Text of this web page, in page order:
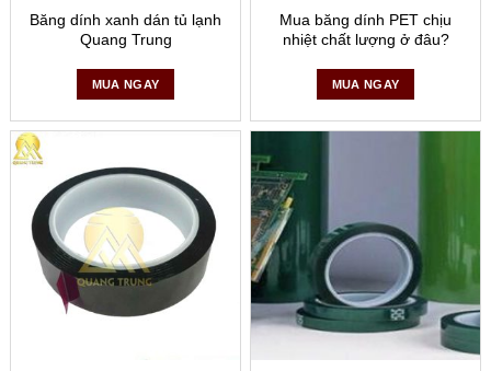
Lập trình vận hành với đội ngũ kĩ sư, cán bộ kĩ thuật
được đào tạo chuyên sâu, có nhiều năm kinh nghiện
Nguyên liệu nhập khẩu 100%, không ảnh hưởng đến sức
khỏe người sử dụng, được kiểm định chặt chẽ.
Giá cả cạnh tranh trên thị trường.
Đội ngũ nhân viên nhiệt tình, năng động, chuyên nghiệp,
phù hợp với mục đích khách hàng yêu cầu.
Quang Trung thường xuyên nghiên cứu, ứng dụng những
công nghệ, những cải tiến mới nhất vào dây chuyền máy
móc sản xuất nhằm nâng cao tính tự động hóa, năng cao
năng xuất lao động, tạo ra những sản phẩm chất lượng.
Băng dính xanh dán tủ lạnh
Quang Trung
MUA NGAY
Mua băng dính PET chịu
nhiệt chất lượng ở đâu?
MUA NGAY